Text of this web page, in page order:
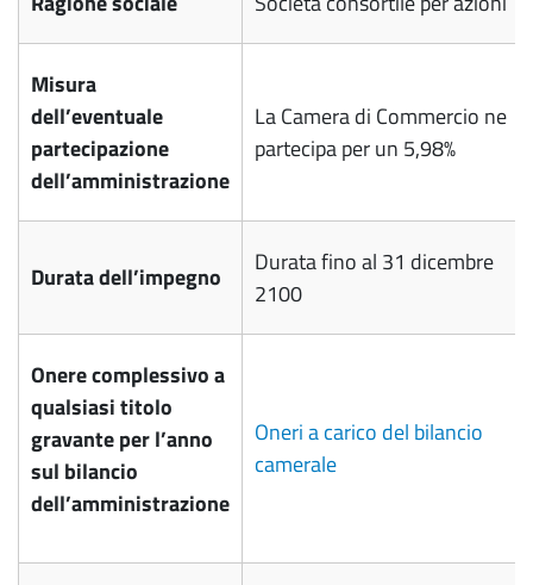
Misura
dell’eventuale
partecipazione
dell’amministrazione
La Camera di Commercio ne
partecipa per un 5,98%
Durata dell’impegno
Durata fino al 31 dicembre
2100
Onere complessivo a
qualsiasi titolo
gravante per l’anno
sul bilancio
dell’amministrazione
Oneri a carico del bilancio
camerale